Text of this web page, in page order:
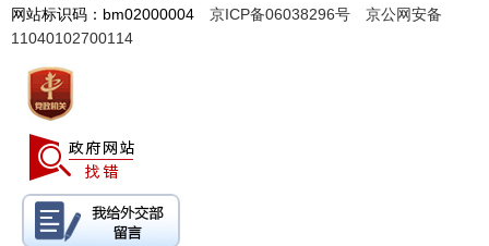
网站标识码：bm02000004 京ICP备06038296号
京公网安备
11040102700114